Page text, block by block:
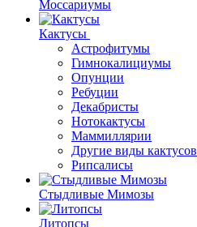
Моссариумы
Кактусы
Астрофитумы
Гимнокалициумы
Опунции
Ребуции
Декабристы
Нотокактусы
Маммиллярии
Другие виды кактусов
Рипсалисы
Стыдливые Мимозы
Литопсы